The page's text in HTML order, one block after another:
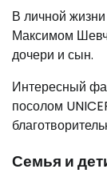
В личной
Максимом
дочери и сын.
Интересный
посолом
Семья и